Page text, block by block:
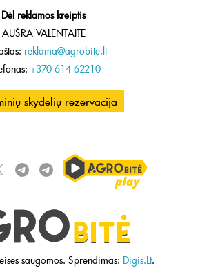
Dėl reklamos kreiptis
AUŠRA VALENTAITĖ
reklama@agrobite.lt
+370 614 62210
skydelių rezervacija
saugomos. Sprendimas: Digis.Lt.